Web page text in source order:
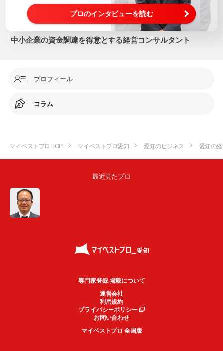
プロのインタビューを読む
中小企業の資金調達を得意とする経営コンサルタント
プロフィール
コラム
マイベストプロ TOP マイベストプロ愛知 愛知のビジネス 愛知の
最近見たプロ
専門家登録·掲載について
運営会社
利用規約
プライバシーポリシー
お問い合わせ
マイベストプロ 全国版